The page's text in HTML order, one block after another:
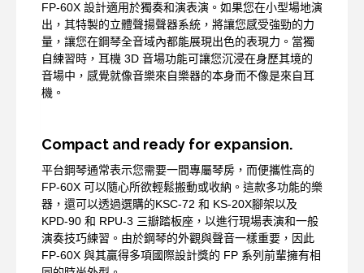
FP-60X 設計適用於獨奏和演表演。如果您在小型場地演
出，其特製的立體聲揚聲器系統，將讓您感受強勁的力
量，讓您在鋼琴全音域內都能展現出色的表現力。當獨
自練習時，耳機 3D 音場功能可讓您沉浸在身歷其境的
音場中，感覺就像音樂來自樂器的本身而不像是來自耳
機。
Compact and ready for expansion.
平台鋼琴通常表示您需要一間專屬琴房，而便攜性高的
FP-60X 可以隨心所欲輕鬆搬動或收納。這款多功能的樂
器，還可以透過選購的KSC-72 和 KS-20X腳架以及
KPD-90 和 RPU-3 三瓣踏板座，以進行現場表演和一般
演奏技巧練習。由於鋼琴的外觀與聲音一樣重要，因此
FP-60X 與其贏得多項國際設計獎的 FP 系列前輩擁有相